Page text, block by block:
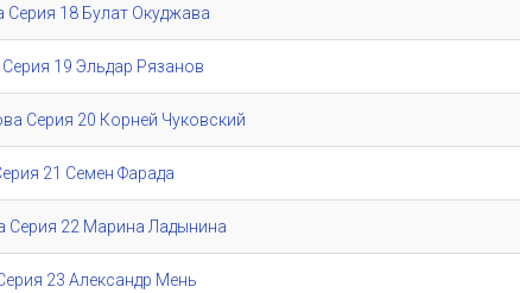
Серия 18 Булат Окуджава
19 Эльдар Рязанов
Серия 20 Корней Чуковский
21 Семен Фарада
Серия 22 Марина Ладынина
23 Александр Мень